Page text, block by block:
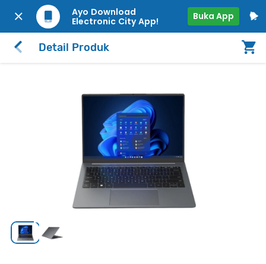
Ayo Download
Electronic City App!
Buka App
Detail Produk